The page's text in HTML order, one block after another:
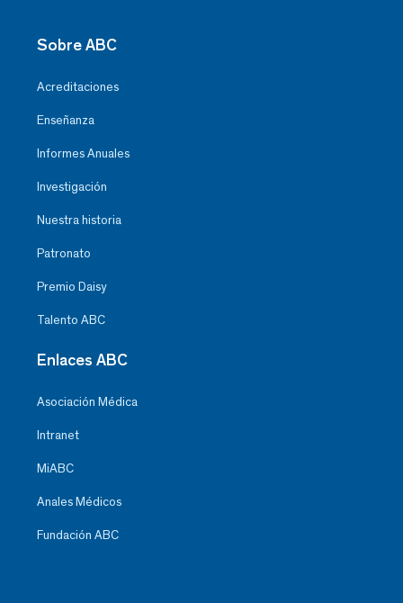
Sobre ABC
Acreditaciones
Enseñanza
Informes Anuales
Investigación
Nuestra historia
Patronato
Premio Daisy
Talento ABC
Enlaces ABC
Asociación Médica
Intranet
MiABC
Anales Médicos
Fundación ABC